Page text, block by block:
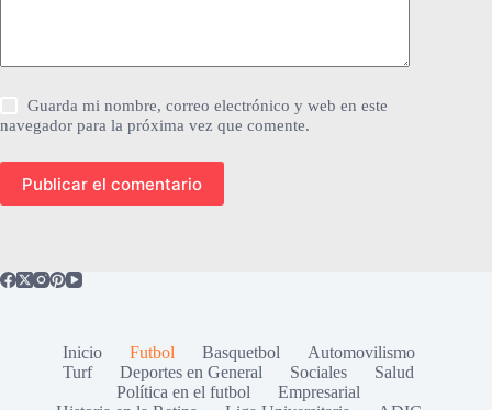
Guarda mi nombre, correo electrónico y web en este
navegador para la próxima vez que comente.
Publicar el comentario
Inicio Futbol Basquetbol
Automovilismo
Turf
Deportes en General Sociales
Salud
Política en el futbol
Empresarial